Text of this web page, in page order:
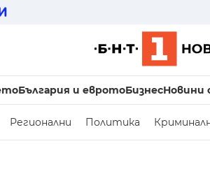
България и евротоБизнесНовини
Регионални Политика